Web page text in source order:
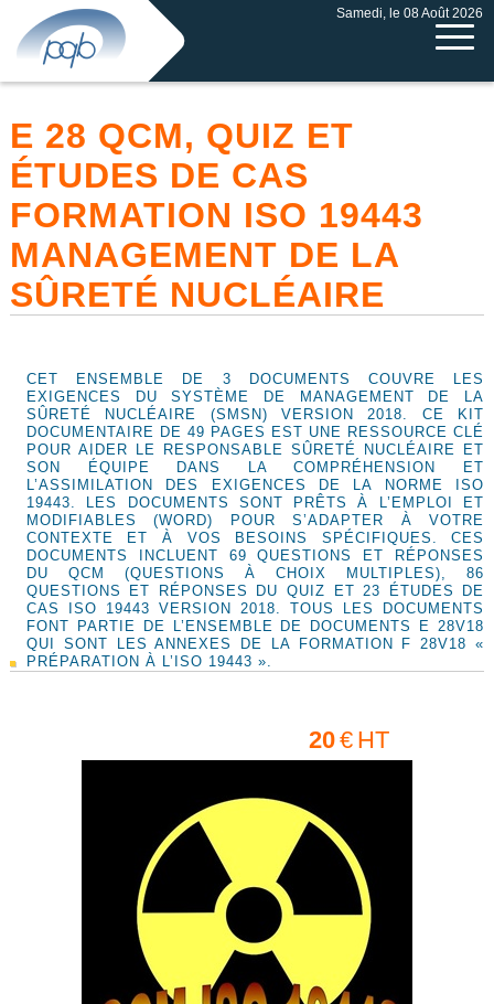
Samedi, le 08 Août 2026
E 28 QCM, QUIZ ET
ÉTUDES DE CAS
FORMATION ISO 19443
MANAGEMENT DE LA
SÛRETÉ NUCLÉAIRE
CET ENSEMBLE DE 3 DOCUMENTS COUVRE LES
EXIGENCES DU SYSTÈME DE MANAGEMENT DE LA
SÛRETÉ NUCLÉAIRE (SMSN) VERSION 2018. CE KIT
DOCUMENTAIRE DE 49 PAGES EST UNE RESSOURCE CLÉ
POUR AIDER LE RESPONSABLE SÛRETÉ NUCLÉAIRE ET
SON ÉQUIPE DANS LA COMPRÉHENSION ET
L’ASSIMILATION DES EXIGENCES DE LA NORME ISO
19443. LES DOCUMENTS SONT PRÊTS À L’EMPLOI ET
MODIFIABLES (WORD) POUR S’ADAPTER À VOTRE
CONTEXTE ET À VOS BESOINS SPÉCIFIQUES. CES
DOCUMENTS INCLUENT 69 QUESTIONS ET RÉPONSES
DU QCM (QUESTIONS À CHOIX MULTIPLES), 86
QUESTIONS ET RÉPONSES DU QUIZ ET 23 ÉTUDES DE
CAS ISO 19443 VERSION 2018. TOUS LES DOCUMENTS
FONT PARTIE DE L’ENSEMBLE DE DOCUMENTS E 28V18
QUI SONT LES ANNEXES DE LA FORMATION F 28V18 «
PRÉPARATION À L’ISO 19443 ».
20€ HT